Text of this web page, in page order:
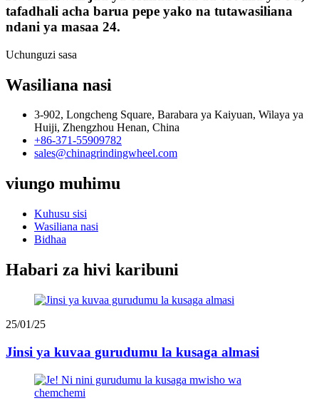
tafadhali acha barua pepe yako na tutawasiliana
ndani ya masaa 24.
Uchunguzi sasa
Wasiliana nasi
3-902, Longcheng Square, Barabara ya Kaiyuan, Wilaya ya
Huiji, Zhengzhou Henan, China
+86-371-55909782
sales@chinagrindingwheel.com
viungo muhimu
Kuhusu sisi
Wasiliana nasi
Bidhaa
Habari za hivi karibuni
25/01/25
Jinsi ya kuvaa gurudumu la kusaga almasi